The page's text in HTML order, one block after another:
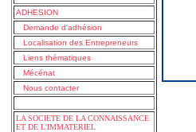
ADHESION
Demande d'adhésion
Localisation des Entrepreneurs
Liens thématiques
Mécénat
Nous contacter
LA SOCIETE DE LA CONNAISSANCE
ET DE L'IMMATERIEL